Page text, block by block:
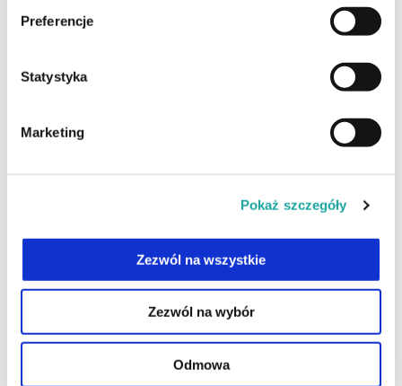
Preferencje
Statystyka
Marketing
Pokaż szczegóły
Zezwól na wszystkie
Zezwól na wybór
Odmowa